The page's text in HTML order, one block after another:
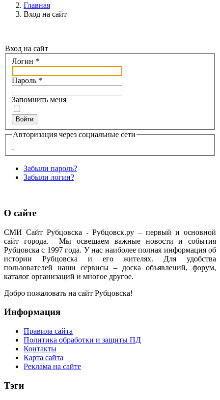
Главная
Вход на сайт
Вход на сайт
Логин *
Пароль *
Запомнить меня
Войти
Авторизация через социальные сети
Забыли пароль?
Забыли логин?
О сайте
СМИ Сайт Рубцовска - Рубцовск.ру – первый и основной
сайт города. Мы освещаем важные новости и события
Рубцовска с 1997 года. У нас наиболее полная информация об
истории Рубцовска и его жителях. Для удобства
пользователей наши сервисы – доска объявлений, форум,
каталог организаций и многое другое.
Добро пожаловать на сайт Рубцовска!
Информация
Правила сайта
Политика обработки и защиты ПД
Контакты
Карта сайта
Реклама на сайте
Тэги